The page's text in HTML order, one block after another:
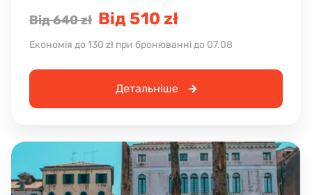
Від 640 zł Від 510 zł
Економія до 130 zł при бронюванні до 07.08
Детальніше